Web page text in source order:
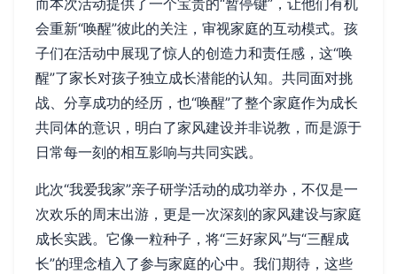
而本次活动提供了一个宝贵的“暂停键”，让他们有机
会重新“唤醒”彼此的关注，审视家庭的互动模式。孩
子们在活动中展现了惊人的创造力和责任感，这“唤
醒”了家长对孩子独立成长潜能的认知。共同面对挑
战、分享成功的经历，也“唤醒”了整个家庭作为成长
共同体的意识，明白了家风建设并非说教，而是源于
日常每一刻的相互影响与共同实践。
此次“我爱我家”亲子研学活动的成功举办，不仅是一
次欢乐的周末出游，更是一次深刻的家风建设与家庭
成长实践。它像一粒种子，将“三好家风”与“三醒成
长”的理念植入了参与家庭的心中。我们期待，这些